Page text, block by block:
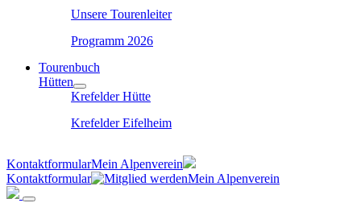
Unsere Tourenleiter
Programm 2026
Tourenbuch
Hütten
Krefelder Hütte
Krefelder Eifelheim
KontaktformularMein Alpenverein
Kontaktformular
Mein Alpenverein